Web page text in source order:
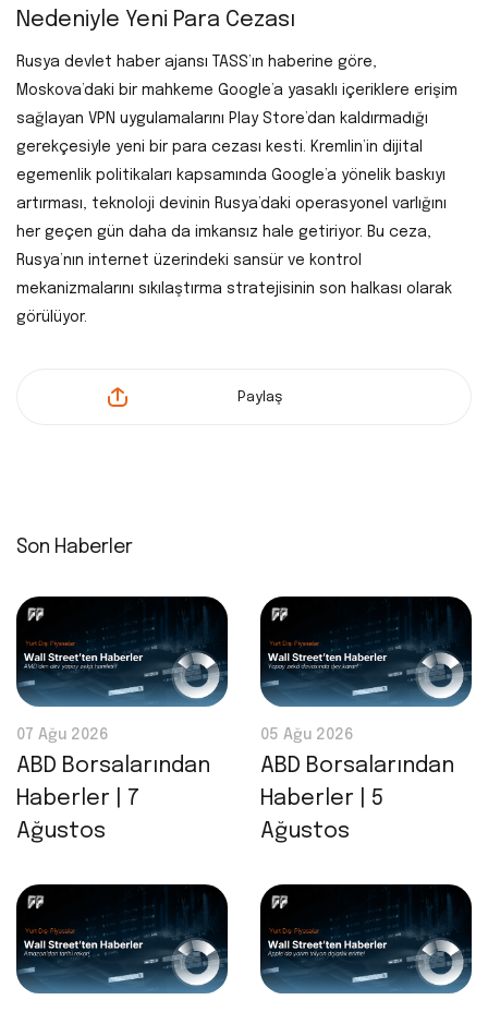
Nedeniyle Yeni Para Cezası
Rusya devlet haber ajansı TASS’ın haberine göre,
Moskova’daki bir mahkeme Google’a yasaklı içeriklere erişim
sağlayan VPN uygulamalarını Play Store’dan kaldırmadığı
gerekçesiyle yeni bir para cezası kesti. Kremlin’in dijital
egemenlik politikaları kapsamında Google’a yönelik baskıyı
artırması, teknoloji devinin Rusya’daki operasyonel varlığını
her geçen gün daha da imkansız hale getiriyor. Bu ceza,
Rusya’nın internet üzerindeki sansür ve kontrol
mekanizmalarını sıkılaştırma stratejisinin son halkası olarak
görülüyor.
Paylaş
Son Haberler
07 Ağu 2026
ABD Borsalarından
Haberler | 7
Ağustos
05 Ağu 2026
ABD Borsalarından
Haberler | 5
Ağustos